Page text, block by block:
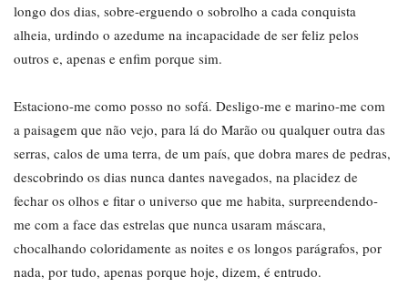
longo dos dias, sobre-erguendo o sobrolho a cada conquista
alheia, urdindo o azedume na incapacidade de ser feliz pelos
outros e, apenas e enfim porque sim.
Estaciono-me como posso no sofá. Desligo-me e marino-me com
a paisagem que não vejo, para lá do Marão ou qualquer outra das
serras, calos de uma terra, de um país, que dobra mares de pedras,
descobrindo os dias nunca dantes navegados, na placidez de
fechar os olhos e fitar o universo que me habita, surpreendendo-
me com a face das estrelas que nunca usaram máscara,
chocalhando coloridamente as noites e os longos parágrafos, por
nada, por tudo, apenas porque hoje, dizem, é entrudo.